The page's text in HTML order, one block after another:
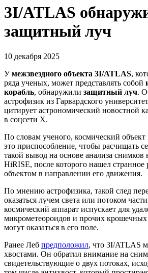
3I/ATLAS
защитный луч
10 декабря 2025
Умежзвездного объекта 3I/ATLAS,
ряда ученых, может представлять собой
корабль, обнаружили защитный луч.
астрофизик из Гарвардского
цитирует астрономический новостной
в соцсети X.
По словам ученого, космический объект
это приспособление, чтобы расчищать
такой вывод на основе анализа
HiRISE, после которого нашел странное
объектом в направлении его движения.
По мнению астрофизика, такой след
оказаться лучем света или потоком
космический аппарат испускает для
микрометеороидов и прочих крошечных
могут оказаться в его поле.
Ранее Леб предположил, что 3I/ATLAS
хвостами. Он обратил внимание на
свидетельствующие о двух потоках,